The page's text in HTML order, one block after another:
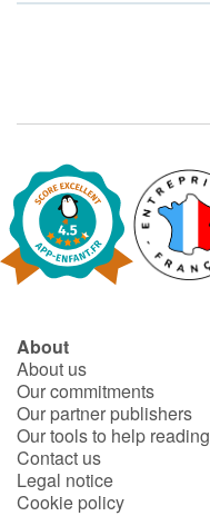
About
About us
Our commitments
Our partner publishers
Our tools to help reading
Contact us
Legal notice
Cookie policy